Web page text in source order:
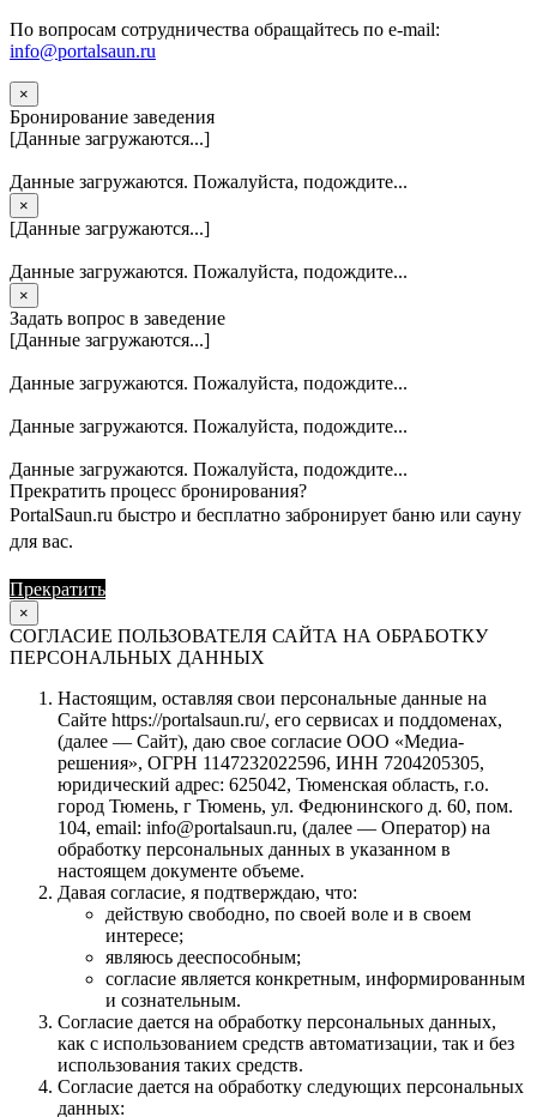
По вопросам сотрудничества обращайтесь по e-mail:
info@portalsaun.ru
×
Бронирование заведения
[Данные загружаются...]
Данные загружаются. Пожалуйста, подождите...
×
[Данные загружаются...]
Данные загружаются. Пожалуйста, подождите...
×
Задать вопрос в заведение
[Данные загружаются...]
Данные загружаются. Пожалуйста, подождите...
Данные загружаются. Пожалуйста, подождите...
Данные загружаются. Пожалуйста, подождите...
Прекратить процесс бронирования?
PortalSaun.ru быстро и бесплатно забронирует баню или сауну
для вас.
Прекратить
×
СОГЛАСИЕ ПОЛЬЗОВАТЕЛЯ САЙТА НА ОБРАБОТКУ
ПЕРСОНАЛЬНЫХ ДАННЫХ
Настоящим, оставляя свои персональные данные на
Сайте https://portalsaun.ru/, его сервисах и поддоменах,
(далее — Сайт), даю свое согласие ООО «Медиа-
решения», ОГРН 1147232022596, ИНН 7204205305,
юридический адрес: 625042, Тюменская область, г.о.
город Тюмень, г Тюмень, ул. Федюнинского д. 60, пом.
104, email: info@portalsaun.ru, (далее — Оператор) на
обработку персональных данных в указанном в
настоящем документе объеме.
Давая согласие, я подтверждаю, что:
действую свободно, по своей воле и в своем
интересе;
являюсь дееспособным;
согласие является конкретным, информированным
и сознательным.
Согласие дается на обработку персональных данных,
как с использованием средств автоматизации, так и без
использования таких средств.
Согласие дается на обработку следующих персональных
данных: